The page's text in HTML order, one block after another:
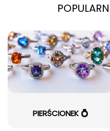
PIERŚCIONEK 💍